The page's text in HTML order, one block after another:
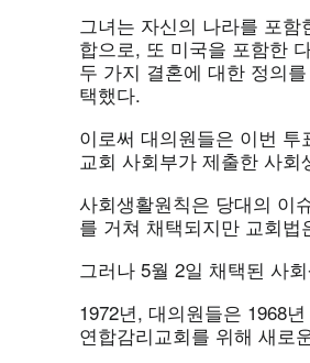
그녀는 자신의 나라를 포
합으로, 또 미국을 포함한
두 가지 결혼에 대한 정의
택했다.
이로써 대의원들은 이번
교회 사회부가 제출한 사
사회생활원칙은 당대의 이
를 거쳐 채택되지만 교회법
그러나 5월 2일 채택된 사
1972년, 대의원들은 1968
연합감리교회를 위해 새로